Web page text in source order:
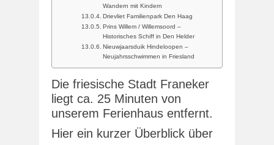
Wandern mit Kindern
Drievliet Familienpark Den Haag
Prins Willem / Willemsoord –
Historisches Schiff in Den Helder
Nieuwjaarsduik Hindeloopen –
Neujahrsschwimmen in Friesland
Die friesische Stadt Franeker
liegt ca. 25 Minuten von
unserem Ferienhaus entfernt.
Hier ein kurzer Überblick über